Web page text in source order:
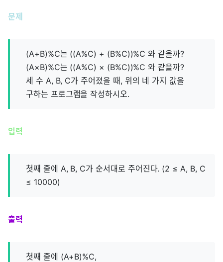
문제
(A+B)%C는 ((A%C) + (B%C))%C 와 같을까?
(A×B)%C는 ((A%C) × (B%C))%C 와 같을까?
세 수 A, B, C가 주어졌을 때, 위의 네 가지 값을
구하는 프로그램을 작성하시오.
입력
첫째 줄에 A, B, C가 순서대로 주어진다. (2 ≤ A, B, C
≤ 10000)
출력
첫째 줄에 (A+B)%C,